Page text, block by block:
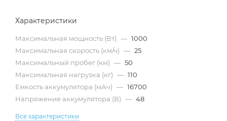
Характеристики
Максимальная мощность (Вт) — 1000
Максимальная скорость (км/ч) — 25
Максимальный пробег (км) — 50
Максимальная нагрузка (кг) — 110
Емкость аккумулятора (мАч) — 16700
Напряжение аккумулятора (В) — 48
Все характеристики